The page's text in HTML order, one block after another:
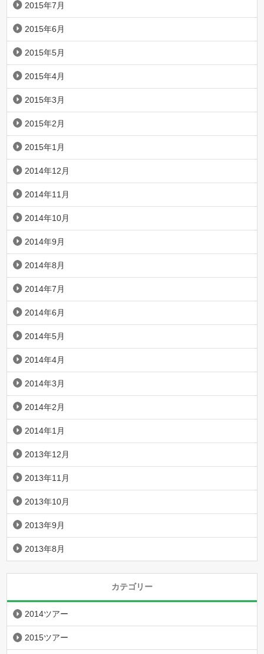
2015年7月
2015年6月
2015年5月
2015年4月
2015年3月
2015年2月
2015年1月
2014年12月
2014年11月
2014年10月
2014年9月
2014年8月
2014年7月
2014年6月
2014年5月
2014年4月
2014年3月
2014年2月
2014年1月
2013年12月
2013年11月
2013年10月
2013年9月
2013年8月
カテゴリー
2014ツアー
2015ツアー